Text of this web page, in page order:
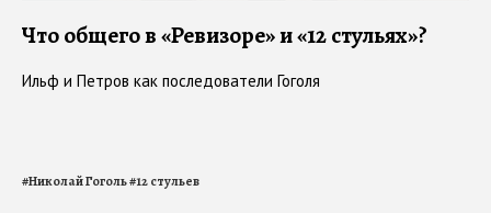
Что общего в «Ревизоре» и «12 стульях»?
Ильф и Петров как последователи Гоголя
#Николай Гоголь#12 стульев